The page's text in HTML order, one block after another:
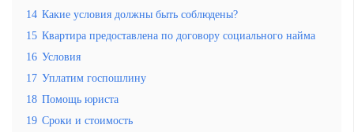
14 Какие условия должны быть соблюдены?
15 Квартира предоставлена по договору социального найма
16 Условия
17 Уплатим госпошлину
18 Помощь юриста
19 Сроки и стоимость